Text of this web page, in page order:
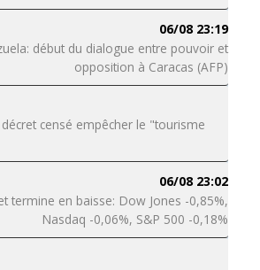
06/08 23:19
début du dialogue entre pouvoir et
opposition à Caracas (AFP)
censé empêcher le "tourisme
06/08 23:02
termine en baisse: Dow Jones -0,85%,
Nasdaq -0,06%, S&P 500 -0,18%